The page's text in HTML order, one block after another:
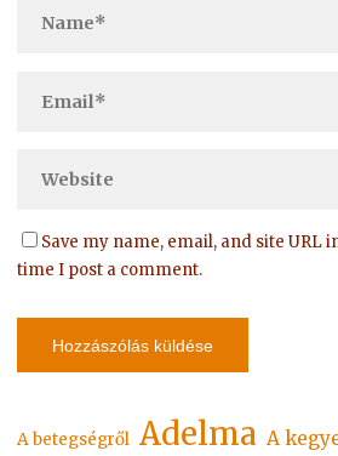
Save my name, email, and site URL
time I post a comment.
A betegségről Adelma A